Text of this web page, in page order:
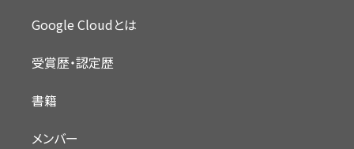
Google Cloudとは
受賞歴・認定歴
書籍
メンバー